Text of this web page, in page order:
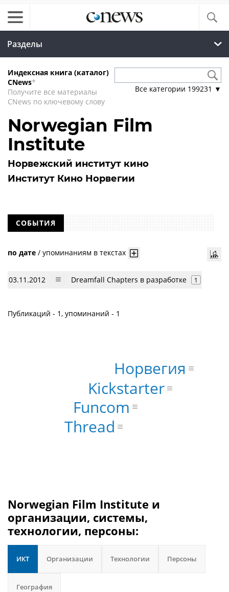
Разделы
Индексная книга (каталог)
CNews*
Получите все материалы
CNews по ключевому слову
Все категории 199231 ▼
Norwegian Film
Institute
Норвежский институт кино
Институт Кино Норвегии
СОБЫТИЯ
по дате / упоминаниям в текстах
03.11.2012 Dreamfall Chapters в разработке 1
Публикаций - 1, упоминаний - 1
Funcom
Kickstarter
Thread
Норвегия
Norwegian Film Institute и
организации, системы,
технологии, персоны:
ИКТ Организации Технологии Персоны
География